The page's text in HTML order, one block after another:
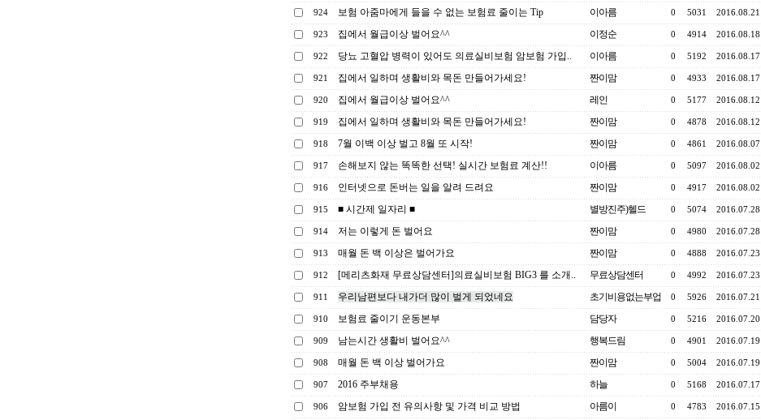
924 보험 아줌마에게 들을 수 없는 보험료 줄이는 Tip 이아름 0 5031 2016.08.21
923 집에서 월급이상 벌어요^^ 이정순 0 4914 2016.08.18
922 당뇨 고혈압 병력이 있어도 의료실비보험 암보험 가입.. 이아름 0 5192 2016.08.17
921 집에서 일하며 생활비와 목돈 만들어가세요! 짠이맘 0 4933 2016.08.17
920 집에서 월급이상 벌어요^^ 레인 0 5177 2016.08.12
919 집에서 일하며 생활비와 목돈 만들어가세요! 짠이맘 0 4878 2016.08.12
918 7월 이백 이상 벌고 8월 또 시작! 짠이맘 0 4861 2016.08.07
917 손해보지 않는 똑똑한 선택! 실시간 보험료 계산!! 이아름 0 5097 2016.08.02
916 인터넷으로 돈버는 일을 알려 드려요 짠이맘 0 4917 2016.08.02
915 ■ 시간제 일자리 ■ 별방진주)헬드 0 5074 2016.07.28
914 저는 이렇게 돈 벌어요 짠이맘 0 4980 2016.07.28
913 매월 돈 백 이상은 벌어가요 짠이맘 0 4888 2016.07.23
912 [메리츠화재 무료상담센터]의료실비보험 BIG3 를 소개.. 무료상담센터 0 4992 2016.07.23
911 우리남편보다 내가더 많이 벌게 되었네요 초기비용없는부업 0 5926 2016.07.21
910 보험료 줄이기 운동본부 담당자 0 5216 2016.07.20
909 남는시간 생활비 벌어요^^ 행복드림 0 4901 2016.07.19
908 매월 돈 백 이상 벌어가요 짠이맘 0 5004 2016.07.19
907 2016 주부채용 하늘 0 5168 2016.07.17
906 암보험 가입 전 유의사항 및 가격 비교 방법 아름이 0 4783 2016.07.15